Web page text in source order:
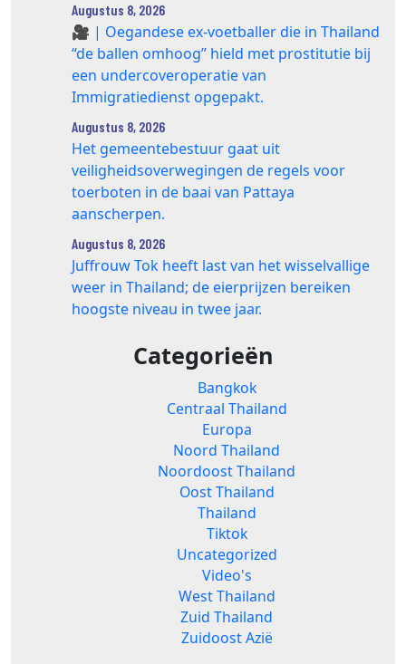
Augustus 8, 2026
🎥 | Oegandese ex-voetballer die in Thailand
“de ballen omhoog” hield met prostitutie bij
een undercoveroperatie van
Immigratiedienst opgepakt.
Augustus 8, 2026
Het gemeentebestuur gaat uit
veiligheidsoverwegingen de regels voor
toerboten in de baai van Pattaya
aanscherpen.
Augustus 8, 2026
Juffrouw Tok heeft last van het wisselvallige
weer in Thailand; de eierprijzen bereiken
hoogste niveau in twee jaar.
Categorieën
Bangkok
Centraal Thailand
Europa
Noord Thailand
Noordoost Thailand
Oost Thailand
Thailand
Tiktok
Uncategorized
Video's
West Thailand
Zuid Thailand
Zuidoost Azië